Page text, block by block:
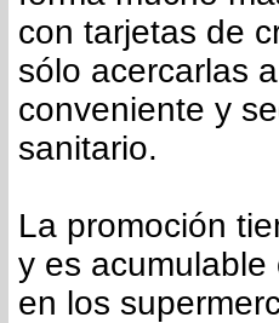
con tarjetas de
sólo acercarlas
conveniente y
sanitario.
La promoción
y es
en los